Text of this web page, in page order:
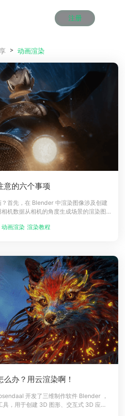
注册
动画渲染
意的六个事项
首先，在 Blender 中渲染图像涉及创建
机数据从相机的角度生成场景的渲染图
些附加层才能更加正确地渲染动画，云
动画渲染 渲染教程
办？用云渲染啊！
开发了三维制作软件 Blender ，
，用于创建 3D 图形、交互式 3D 应用